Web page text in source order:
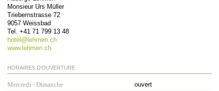
Monsieur Urs Müller
Triebernstrasse 72
9057 Weissbad
Tel. +41 71 799 13 48
hotel@ lehmen.ch
www.lehmen.ch
HORAIRES D'OUVERTURE
Mercredi - Dimanche
ouvert